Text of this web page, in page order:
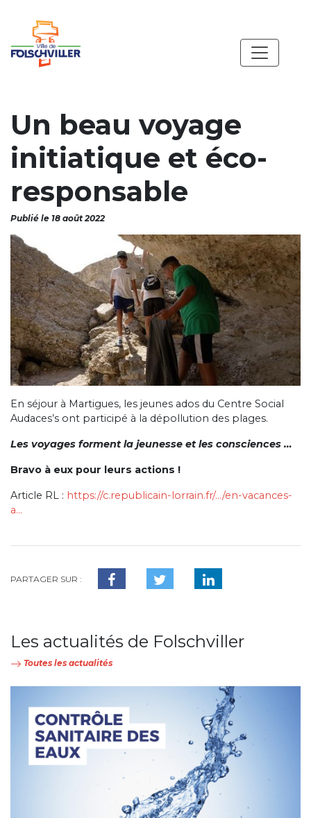
Un beau voyage
initiatique et éco-
responsable
Publié le 18 août 2022
En séjour à Martigues, les jeunes ados du Centre Social
Audaces’s ont participé à la dépollution des plages.
Les voyages forment la jeunesse et les consciences …
Bravo à eux pour leurs actions !
Article RL : https://c.republicain-lorrain.fr/…/en-vacances-
a…
PARTAGER SUR :
Les actualités de Folschviller
Toutes les actualités